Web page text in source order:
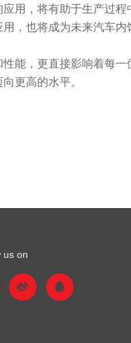
用，将有助于生产过程
，也将成为未来汽车内
能，更直接影响着每一
更高的水平。
us on